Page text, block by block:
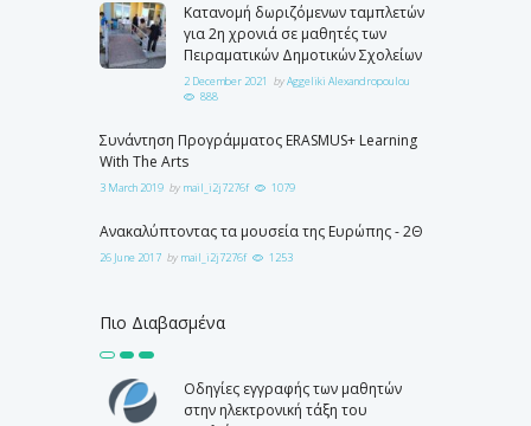
Κατανομή δωριζόμενων ταμπλετών
για 2η χρονιά σε μαθητές των
Πειραματικών Δημοτικών Σχολείων
2 December 2021 byAggeliki Alexandropoulou
888
Συνάντηση Προγράμματος ERASMUS+ Learning
With The Arts
3 March 2019 by mail_i2j7276f 1079
Ανακαλύπτοντας τα μουσεία της Ευρώπης - 2Θ
26 June 2017 by mail_i2j7276f 1253
Πιο Διαβασμένα
Οδηγίες εγγραφής των μαθητών
στην ηλεκτρονική τάξη του